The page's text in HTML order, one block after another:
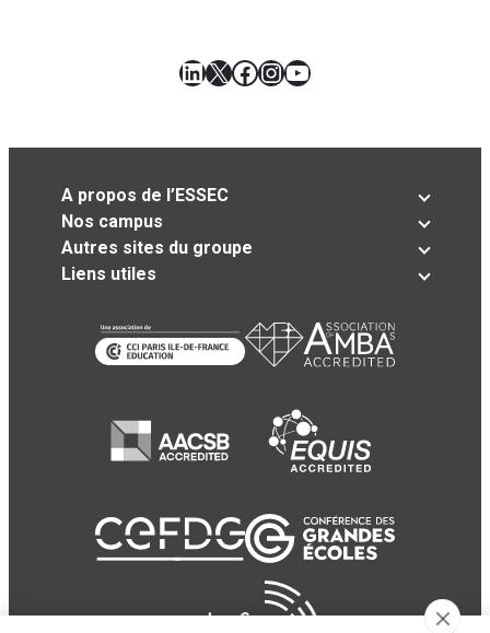
LinkedIn
X Facebook
Instagram
YouTube
A propos de l’ESSEC
Nos campus
Autres sites du groupe
Liens utiles